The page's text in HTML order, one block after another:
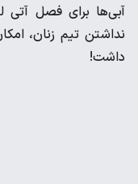
آبی‌ها برای فصل آتی
نداشتن تیم زنان،
داشت!